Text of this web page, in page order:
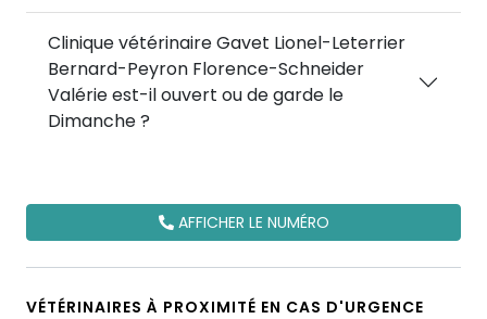
Clinique vétérinaire Gavet Lionel-Leterrier
Bernard-Peyron Florence-Schneider
Valérie est-il ouvert ou de garde le
Dimanche ?
AFFICHER LE NUMÉRO
VÉTÉRINAIRES À PROXIMITÉ EN CAS D'URGENCE